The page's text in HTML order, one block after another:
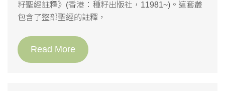
籽聖經註釋》(香港：種籽出版社，11981~)。這套叢
包含了整部聖經的註釋，
Read More